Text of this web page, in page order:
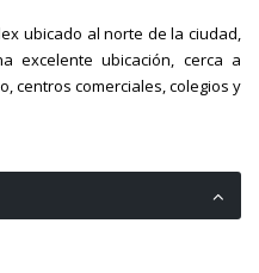
ubicado al norte de la ciudad,
excelente ubicación, cerca a
centros comerciales, colegios y